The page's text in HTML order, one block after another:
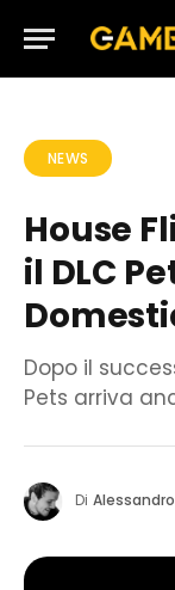
NEWS
House
il DLC
Dopo il
Pets arriva
Di